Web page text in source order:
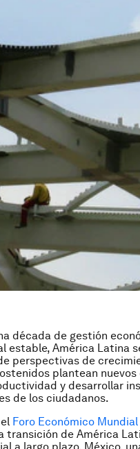
década de gestión
estable, América Latina
perspectivas de
plantean
y desarrollar
de los ciudadanos.
Foro Económico
transición de América